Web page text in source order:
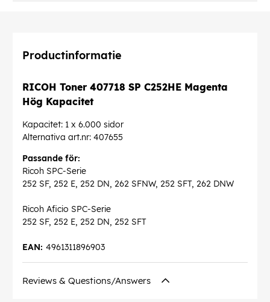
Productinformatie
RICOH Toner 407718 SP C252HE Magenta
Hög Kapacitet
Kapacitet: 1 x 6.000 sidor
Alternativa art.nr: 407655
Passande för:
Ricoh SPC-Serie
252 SF, 252 E, 252 DN, 262 SFNW, 252 SFT, 262 DNW
Ricoh Aficio SPC-Serie
252 SF, 252 E, 252 DN, 252 SFT
4961311896903
EAN:
Reviews & Questions/Answers